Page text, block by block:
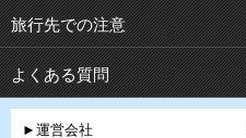
旅行先での注意
よくある質問
►運営会社